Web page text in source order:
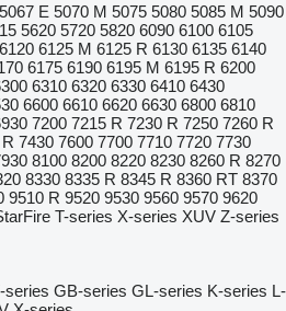
5067 E 5070 M 5075 5080 5085 M 5090
5620 5720 5820 6090 6100 6105
6120 6125 M 6125 R 6130 6135 6140
6175 6190 6195 M 6195 R 6200
6310 6320 6330 6410 6430
6600 6610 6620 6630 6800 6810
7200 7215 R 7230 R 7250 7260 R
7430 7600 7700 7710 7720 7730
8100 8200 8220 8230 8260 R 8270
8330 8335 R 8345 R 8360 RT 8370
9510 R 9520 9530 9560 9570 9620
T-series X-series XUV Z-series
series GB-series GL-series K-series L-